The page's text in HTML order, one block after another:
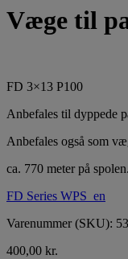
Væge til
FD 3×13 P100
Anbefales til dyppede
Anbefales også som
ca. 770 meter på spolen.
FD Series WPS_en
Varenummer (SKU):
400,00 kr.